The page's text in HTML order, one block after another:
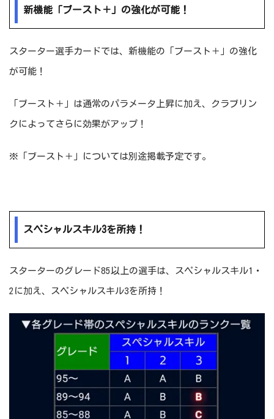
新機能「ブースト＋」の強化が可能！
スターター選手カードでは、新機能の「ブースト＋」の強化
が可能！
「ブースト＋」は通常のパラメータ上昇に加え、クラブリン
クによってさらに効果がアップ！
※「ブースト＋」については別途掲載予定です。
スペシャルスキル3を所持！
スターターのグレード85以上の選手は、スペシャルスキル1・
2に加え、スペシャルスキル3を所持！